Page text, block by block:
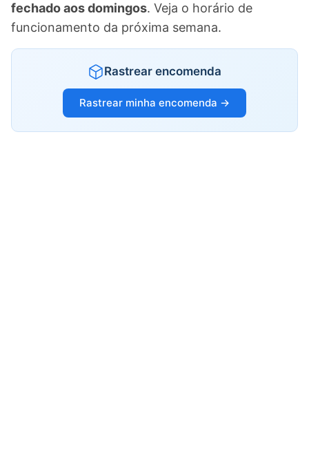
fechado aos domingos. Veja o horário de
funcionamento da próxima semana.
Rastrear encomenda
Rastrear minha encomenda →